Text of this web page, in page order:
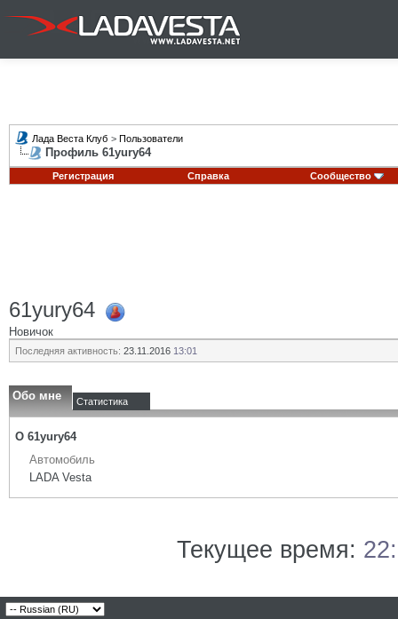
Лада Веста Клуб > Пользователи
Профиль 61yury64
Регистрация Справка Сообщество
61yury64
Новичок
Последняя активность: 23.11.2016 13:01
Обо мне Статистика
О 61yury64
Автомобиль
LADA Vesta
Текущее время: